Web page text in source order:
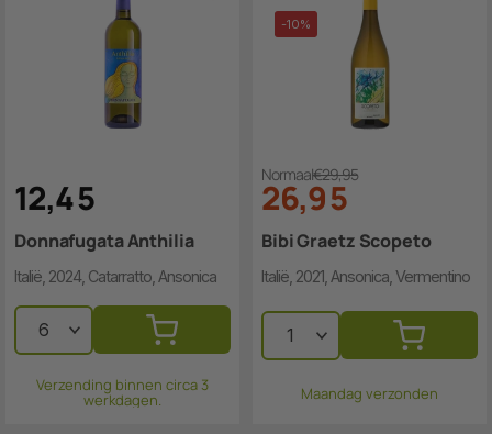
12,45
Donnafugata Anthilia
Italië, 2024, Catarratto, Ansonica
Verzending binnen circa 3
werkdagen.
Normaal€29,95
26,95
Bibi Graetz Scopeto
Italië, 2021, Ansonica, Vermentino
Maandag verzonden
-10%